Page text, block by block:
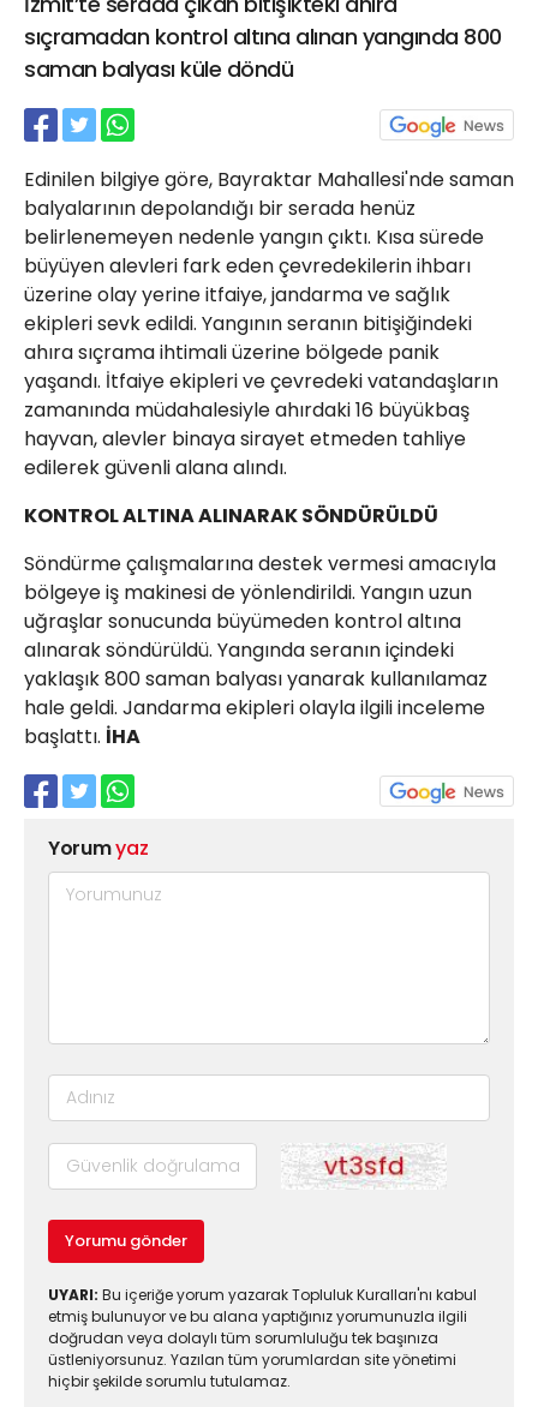
sıçramadan kontrol altına alınan yangında 800
saman balyası küle döndü
Edinilen bilgiye göre, Bayraktar Mahallesi'nde saman
balyalarının depolandığı bir serada henüz
belirlenemeyen nedenle yangın çıktı. Kısa sürede
büyüyen alevleri fark eden çevredekilerin ihbarı
üzerine olay yerine itfaiye, jandarma ve sağlık
ekipleri sevk edildi. Yangının seranın bitişiğindeki
ahıra sıçrama ihtimali üzerine bölgede panik
yaşandı. İtfaiye ekipleri ve çevredeki vatandaşların
zamanında müdahalesiyle ahırdaki 16 büyükbaş
hayvan, alevler binaya sirayet etmeden tahliye
edilerek güvenli alana alındı.
KONTROL ALTINA ALINARAK SÖNDÜRÜLDÜ
Söndürme çalışmalarına destek vermesi amacıyla
bölgeye iş makinesi de yönlendirildi. Yangın uzun
uğraşlar sonucunda büyümeden kontrol altına
alınarak söndürüldü. Yangında seranın içindeki
yaklaşık 800 saman balyası yanarak kullanılamaz
hale geldi. Jandarma ekipleri olayla ilgili inceleme
başlattı. İHA
Yorumyaz
Yorumu gönder
UYARI: Bu içeriğe yorum yazarak Topluluk Kuralları'nı kabul
etmiş bulunuyor ve bu alana yaptığınız yorumunuzla ilgili
doğrudan veya dolaylı tüm sorumluluğu tek başınıza
üstleniyorsunuz. Yazılan tüm yorumlardan site yönetimi
hiçbir şekilde sorumlu tutulamaz.
21 Gölcük
02624132333